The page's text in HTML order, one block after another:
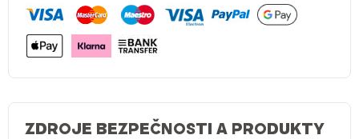
ZDROJE BEZPEČNOSTI A PRODUKTY